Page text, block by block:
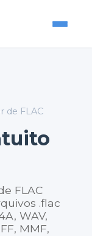
de FLAC
FLAC
.flac
WAV,
MMF,